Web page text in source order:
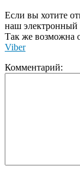
Если вы хотите
наш электронный
Так же возможна
Viber
Комментарий: